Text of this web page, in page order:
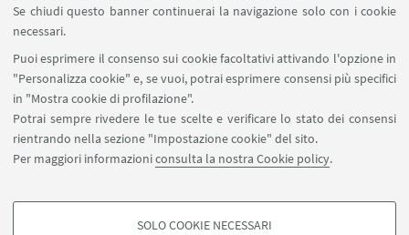
Se chiudi questo banner continuerai la navigazione solo con i cookie
necessari.
Puoi esprimere il consenso sui cookie facoltativi attivando l'opzione in
"Personalizza cookie" e, se vuoi, potrai esprimere consensi più specifici
in "Mostra cookie di profilazione".
Potrai sempre rivedere le tue scelte e verificare lo stato dei consensi
rientrando nella sezione "Impostazione cookie" del sito.
Per maggiori informazioniconsulta la nostra Cookie policy.
SOLO COOKIE NECESSARI
SEGUI UNIBO SU:
APP: